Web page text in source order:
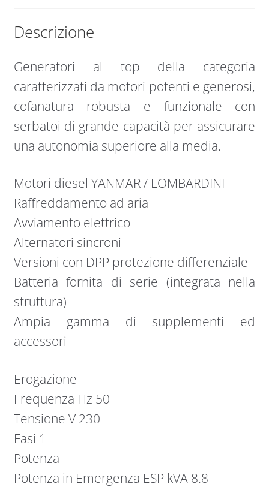
Descrizione
Generatori al top della categoria
caratterizzati da motori potenti e generosi,
cofanatura robusta e funzionale con
serbatoi di grande capacità per assicurare
una autonomia superiore alla media.
Motori diesel YANMAR / LOMBARDINI
Raffreddamento ad aria
Avviamento elettrico
Alternatori sincroni
Versioni con DPP protezione differenziale
Batteria fornita di serie (integrata nella
struttura)
Ampia gamma di supplementi ed
accessori
Erogazione
Frequenza Hz 50
Tensione V 230
Fasi 1
Potenza
Potenza in Emergenza ESP kVA 8.8